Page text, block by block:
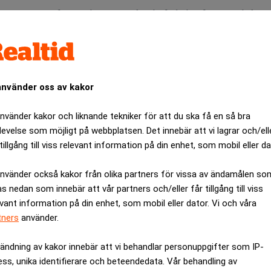
oss av kakor
kakor och liknande tekniker för att du ska få en så bra
som möjligt på webbplatsen. Det innebär att vi lagrar och/
till viss relevant information på din enhet, som mobil eller
också kakor från olika partners för vissa av ändamålen
nedan som innebär att vår partners och/eller får tillgång till viss
information på din enhet, som mobil eller dator. Vi och våra
använder.
av kakor innebär att vi behandlar personuppgifter som IP-
unika identifierare och beteendedata. Vår behandling av
i maj jämfört med samma månad i fjol, den första
4,1 procent under årets fem första månader jämfört med
inledande skede.
som Kina brottats med sedan fastighetskrisen tog fart för
osäkerheten kring hushållens ekonomi har gjort
ANNONS